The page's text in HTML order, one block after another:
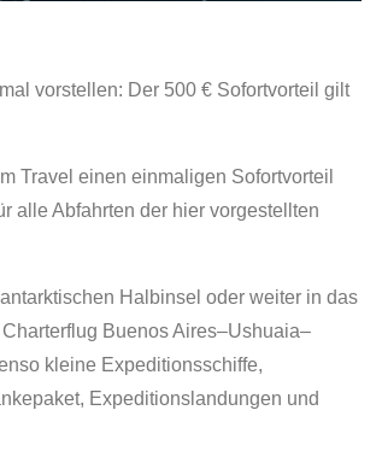
vorstellen: Der 500 € Sofortvorteil gilt
Travel einen einmaligen Sofortvorteil
alle Abfahrten der hier vorgestellten
Halbinsel oder weiter in das
Buenos Aires–Ushuaia–
kleine Expeditionsschiffe,
Expeditionslandungen und